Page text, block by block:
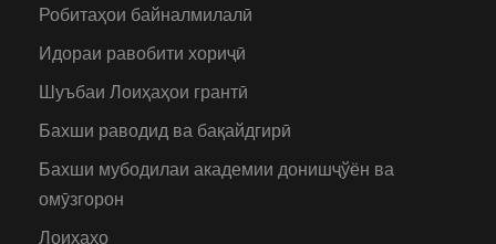
Робитаҳои байналмилалӣ
Идораи равобити хориҷӣ
Шуъбаи Лоиҳаҳои грантӣ
Бахши раводид ва бақайдгирӣ
Бахши мубодилаи академии донишҷўён ва
омӯзгорон
Лоиҳаҳо